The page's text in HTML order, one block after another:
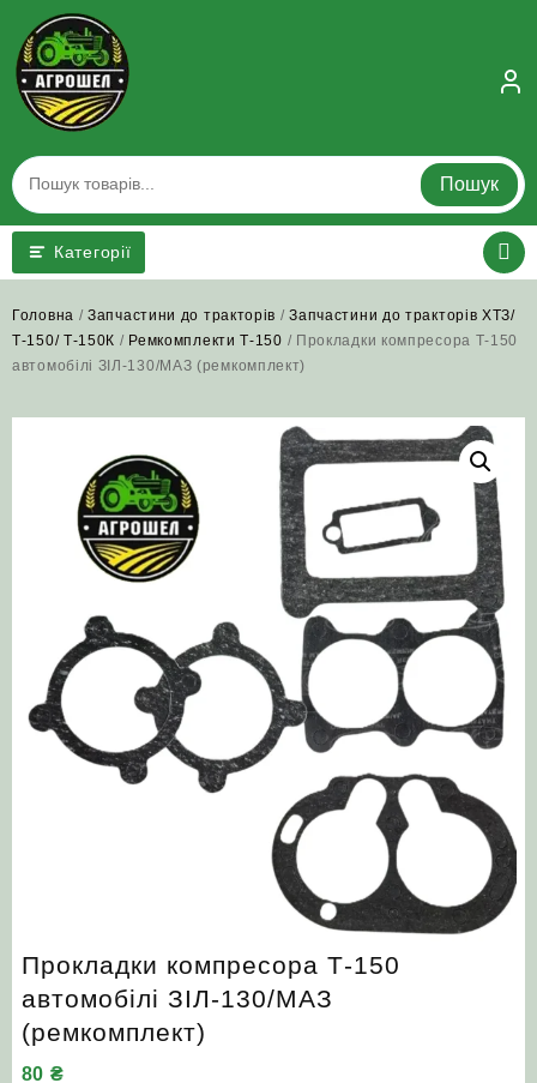
content
Пошук
Категорії
Головна /Запчастини до тракторів /Запчастини до тракторів ХТЗ/
Т-150/ Т-150К / Ремкомплекти Т-150 / Прокладки компресора Т-150
автомобілі ЗІЛ‑130/МАЗ (ремкомплект)
Прокладки компресора Т-150
автомобілі ЗІЛ‑130/МАЗ
(ремкомплект)
80 ₴